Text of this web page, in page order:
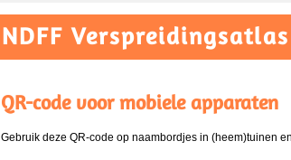
NDFF Verspreidingsatlas
QR-code voor mobiele apparaten
Gebruik deze QR-code op naambordjes in (heem)tuinen